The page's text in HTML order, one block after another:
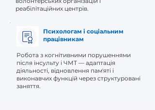
реабілітаційних центрів.
Психологам і соціальним
працівникам
Робота з когнітивними порушеннями
після інсульту і ЧМТ — адаптація
діяльності, відновлення пам'яті і
виконавчих функцій через структуровані
заняття.